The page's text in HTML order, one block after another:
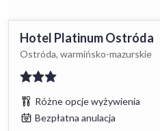
Hotel Platinum Ostróda
Ostróda, warmińsko-mazurskie
Różne opcje wyżywienia
Bezpłatna anulacja